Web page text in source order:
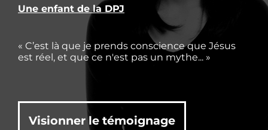
Une enfant de la DPJ
« C’est là que je prends conscience que Jésus
est réel, et que ce n'est pas un mythe... »
Visionner le témoignage